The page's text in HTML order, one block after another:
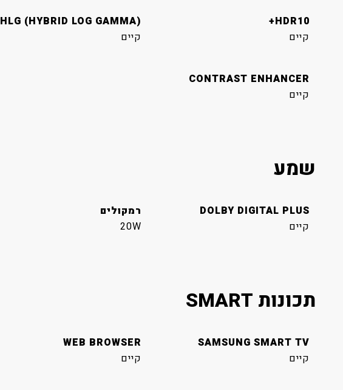
HDR10+
קיים
HLG (HYBRID LOG GAMMA)
קיים
CONTRAST ENHANCER
קיים
שמע
DOLBY DIGITAL PLUS
קיים
רמקולים
20W
תכונות SMART
SAMSUNG SMART TV
קיים
WEB BROWSER
קיים